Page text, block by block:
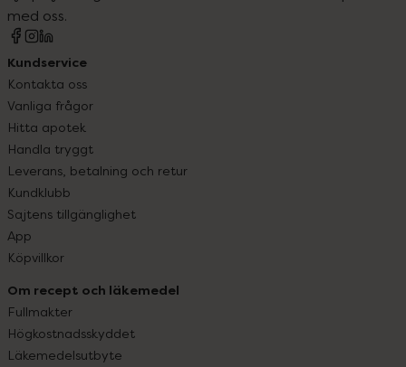
med oss.
Kundservice
Kontakta oss
Vanliga frågor
Hitta apotek
Handla tryggt
Leverans, betalning och retur
Kundklubb
Sajtens tillgänglighet
App
Köpvillkor
Om recept och läkemedel
Fullmakter
Högkostnadsskyddet
Läkemedelsutbyte